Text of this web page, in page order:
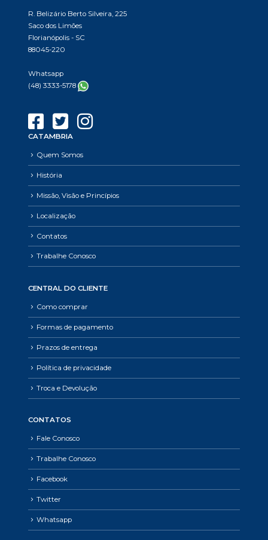
R. Belizário Berto Silveira, 225
Saco dos Limões
Florianópolis - SC
88045-220
Whatsapp
(48) 3333-5178
CATAMBRIA
Quem Somos
História
Missão, Visão e Princípios
Localização
Contatos
Trabalhe Conosco
CENTRAL DO CLIENTE
Como comprar
Formas de pagamento
Prazos de entrega
Política de privacidade
Troca e Devolução
CONTATOS
Fale Conosco
Trabalhe Conosco
Facebook
Twitter
Whatsapp